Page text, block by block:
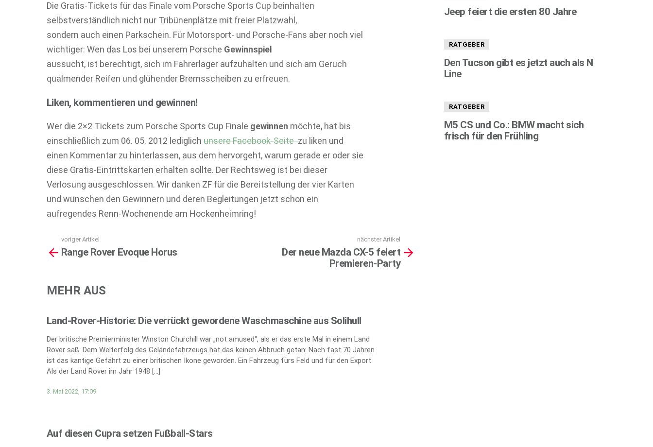
Die Gratis-Tickets für das Finale vom Porsche Sports Cup beinhalten
selbstverständlich nicht nur Tribünenplätze mit freier Platzwahl,
sondern auch einen Parkschein. Für Motorsport- und Porsche-Fans aber noch viel
wichtiger: Wen das Los bei unserem Porsche Gewinnspiel
aussucht, ist berechtigt, sich im Fahrerlager aufzuhalten und sich am Geruch
qualmender Reifen und glühender Bremsscheiben zu erfreuen.
Liken, kommentieren und gewinnen!
Wer die 2×2 Tickets zum Porsche Sports Cup Finale gewinnen möchte, hat bis
einschließlich zum 06. 05. 2012 lediglich unsere Facebook-Seitezu liken und
einen Kommentar zu hinterlassen, aus dem hervorgeht, warum gerade er oder sie
diese Gratis-Eintrittskarten erhalten sollte. Der Rechtsweg ist bei dieser
Verlosung ausgeschlossen. Wir danken ZF für die Bereitstellung der vier Karten
und wünschen den Gewinnern und deren Begleitungen jetzt schon ein
aufregendes Renn-Wochenende am Hockenheimring!
more
voriger Artikel
Range Rover Evoque Horus
nächster Artikel
Der neue Mazda CX-5 feiert
Premieren-Party
MEHR AUS
Land-Rover-Historie: Die verrückt gewordene Waschmaschine aus Solihull
Der britische Premierminister Winston Churchill war „not amused“, als er das erste Mal in einem Land
Rover saß. Dem Welterfolg des Geländefahrzeugs hat das keinen Abbruch getan: Nach fast 70 Jahren
ist das kantige Gefährt zu einer britischen Ikone geworden. Ein Fahrzeug fürs Feld und für den Export
Als der Land Rover im Jahr 1948 […]
3. Mai 2022, 17:09
Auf diesen Cupra setzen Fußball-Stars
Jeep feiert die ersten 80 Jahre
RATGEBER
Den Tucson gibt es jetzt auch als N
Line
RATGEBER
M5 CS und Co.: BMW macht sich
frisch für den Frühling